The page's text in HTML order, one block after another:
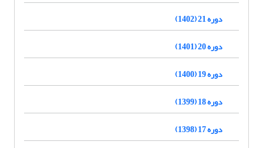
دوره 21 (1402)
دوره 20 (1401)
دوره 19 (1400)
دوره 18 (1399)
دوره 17 (1398)